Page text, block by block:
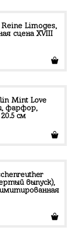
Limoges,
сцена XVIII
Mint Love
фарфор,
см
выпуск),